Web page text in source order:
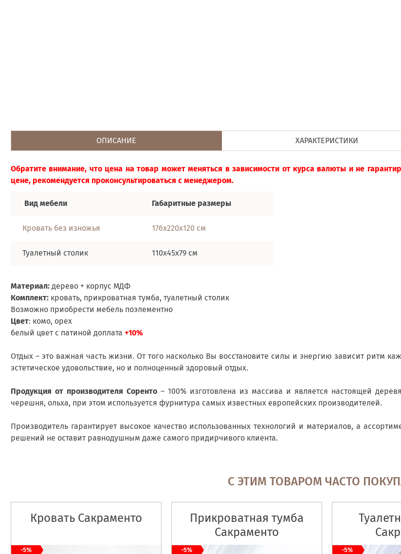
ОПИСАНИЕ ХАРАКТЕРИСТИКИ
Обратите внимание, что цена на товар может меняться в зависимости от курса валюты и не
цене, рекомендуется проконсультироваться с менеджером.
Вид мебели Габаритные размеры
Кровать без изножья 176х220х120 см
Туалетный столик 110х45х79 см
Материал: дерево + корпус МДФ
Комплект: кровать, прикроватная тумба, туалетный столик
Возможно приобрести мебель поэлементно
Цвет: комо, орех
белый цвет с патиной доплата +10%
Отдых – это важная часть жизни. От того насколько Вы восстановите силы и энергию зависит ритм
эстетическое удовольствие, но и полноценный здоровый отдых.
Продукция от производителя Соренто – 100% изготовлена из массива и является настоящей
черешня, ольха, при этом используется фурнитура самых известных европейских производителей.
Производитель гарантирует высокое качество использованных технологий и материалов, а
решений не оставит равнодушным даже самого придирчивого клиента.
С ЭТИМ ТОВАРОМ ЧАСТО
Кровать Сакраменто
-5%
Прикроватная тумба
Сакраменто
-5% -5%